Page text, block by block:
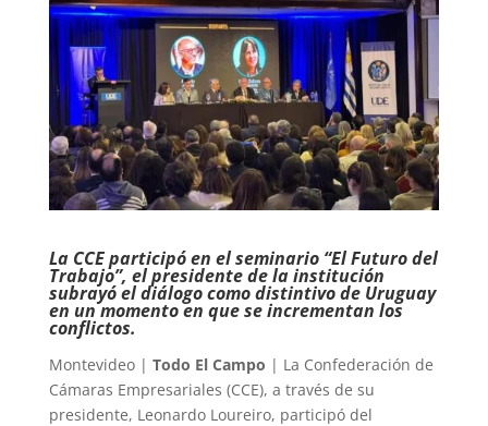
La CCE participó en el seminario “El Futuro del
Trabajo”, el presidente de la institución
subrayó el diálogo como distintivo de Uruguay
en un momento en que se incrementan los
conflictos.
Montevideo | Todo El Campo | La Confederación de
Cámaras Empresariales (CCE), a través de su
presidente, Leonardo Loureiro, participó del